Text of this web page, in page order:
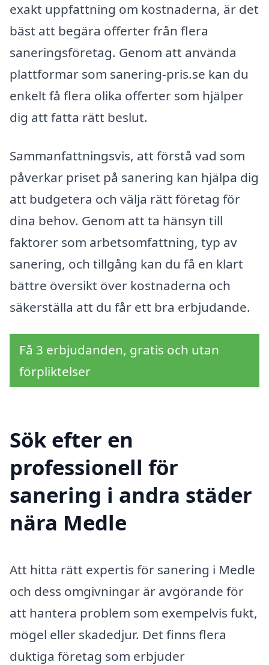
exakt uppfattning om kostnaderna, är det
bäst att begära offerter från flera
saneringsföretag. Genom att använda
plattformar som sanering-pris.se kan du
enkelt få flera olika offerter som hjälper
dig att fatta rätt beslut.
Sammanfattningsvis, att förstå vad som
påverkar priset på sanering kan hjälpa dig
att budgetera och välja rätt företag för
dina behov. Genom att ta hänsyn till
faktorer som arbetsomfattning, typ av
sanering, och tillgång kan du få en klart
bättre översikt över kostnaderna och
säkerställa att du får ett bra erbjudande.
Få 3 erbjudanden, gratis och utan
förpliktelser
Sök efter en
professionell för
sanering i andra städer
nära Medle
Att hitta rätt expertis för sanering i Medle
och dess omgivningar är avgörande för
att hantera problem som exempelvis fukt,
mögel eller skadedjur. Det finns flera
duktiga företag som erbjuder